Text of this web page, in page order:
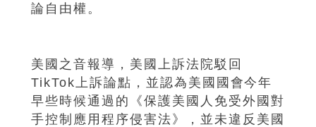
論自由權。
美國之音報導，美國上訴法院駁回
TikTok上訴論點，並認為美國國會今年
早些時候通過的《保護美國人免受外國對
手控制應用程序侵害法》，並未違反美國